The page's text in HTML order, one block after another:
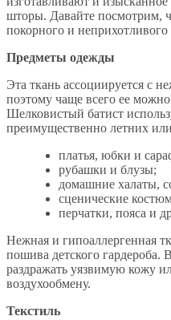
шторы. Давайте посмотрим,
покорного и неприхотливого
Предметы одежды
Эта ткань ассоциируется с
поэтому чаще всего ее
Шелковистый батист
преимущественно летних
платья, юбки и
рубашки и блузы;
домашние халаты,
сценические
перчатки, пояса и
Нежная и гипоаллергенная
пошива детского гардероба.
раздражать уязвимую кожу
воздухообмену.
Текстиль